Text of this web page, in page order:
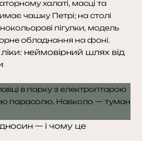
неймовірний шлях від
— і чому це